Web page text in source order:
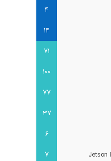
4
14
71
100
77
37
6
7